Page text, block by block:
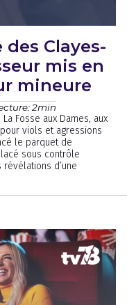
Clayes-
mis en
mineure
2min
Fosse aux Dames, aux
viols et agressions
le parquet de
sous contrôle
d’une